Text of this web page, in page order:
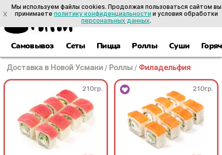
Самовывоз Сеты Пицца Роллы Суши
Доставка в Новой Усмани / Роллы / Филадельфия
210гр. 210гр.
X
Мы используем файлы cookies. Продолжая пользоваться сайтом вы
принимаете политику конфиденциальности и условия обработки
персональных данных.